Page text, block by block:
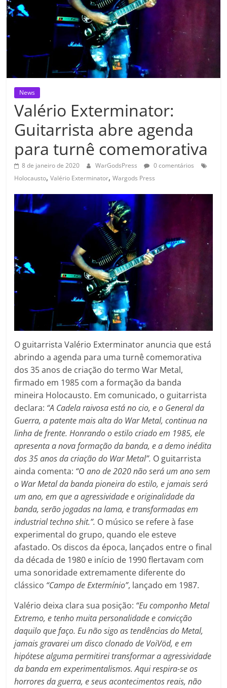
News
Valério Exterminator:
Guitarrista abre agenda
para turnê comemorativa
8 de janeiro de 2020 WarGodsPress
0 comentários
Holocausto,Valério Exterminator,Wargods Press
O guitarrista Valério Exterminator anuncia que está
abrindo a agenda para uma turnê comemorativa
dos 35 anos de criação do termo War Metal,
firmado em 1985 com a formação da banda
mineira Holocausto. Em comunicado, o guitarrista
declara: “A Cadela raivosa está no cio, e o General da
Guerra, a patente mais alta do War Metal, continua na
linha de frente. Honrando o estilo criado em 1985, ele
apresenta a nova formação da banda, e a demo inédita
dos 35 anos da criação do War Metal”. O guitarrista
ainda comenta: “O ano de 2020 não será um ano sem
o War Metal da banda pioneira do estilo, e jamais será
um ano, em que a agressividade e originalidade da
banda, serão jogadas na lama, e transformadas em
industrial techno shit.”. O músico se refere à fase
experimental do grupo, quando ele esteve
afastado. Os discos da época, lançados entre o final
da década de 1980 e início de 1990 flertavam com
uma sonoridade extremamente diferente do
clássico “Campo de Extermínio”, lançado em 1987.
Valério deixa clara sua posição: “Eu componho Metal
Extremo, e tenho muita personalidade e convicção
daquilo que faço. Eu não sigo as tendências do Metal,
jamais gravarei um disco clonado de VoiVöd, e em
hipótese alguma permitirei transformar a agressividade
da banda em experimentalismos. Aqui respira-se os
horrores da guerra, e seus acontecimentos reais, não